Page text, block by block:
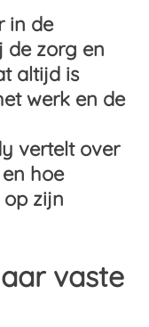
in de
de zorg en
altijd is
werk en de
vertelt over
hoe
zijn
vaste